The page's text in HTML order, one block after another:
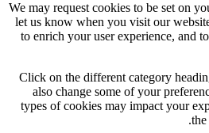
We may request cookies to be set
let us know when you visit our
to enrich your user experience,
Click on the different category
also change some of your
types of cookies may impact